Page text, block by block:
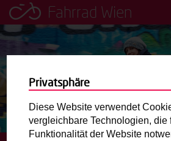
Fahrrad Wien
Leih dir einfach ein Transportfahrrad
Mobilitätsbildung für
Jugendliche
Radweg-Projektkarte
Privatsphäre
Diese Website verwendet
vergleichbare Technologien, die
Funktionalität der Website